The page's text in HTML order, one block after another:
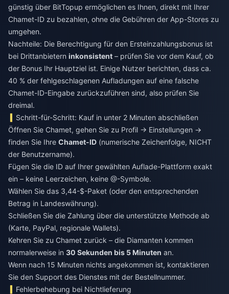
günstig über BitTopup ermöglichen es Ihnen, direkt mit Ihrer
Chamet-ID zu bezahlen, ohne die Gebühren der App-Stores zu
umgehen.
Nachteile: Die Berechtigung für den Ersteinzahlungsbonus ist
bei Drittanbietern inkonsistent – prüfen Sie vor dem Kauf, ob
der Bonus Ihr Hauptziel ist. Einige Nutzer berichten, dass ca.
40 % der fehlgeschlagenen Aufladungen auf eine falsche
Chamet-ID-Eingabe zurückzuführen sind, also prüfen Sie
dreimal.
Schritt-für-Schritt: Kauf in unter 2 Minuten abschließen
Öffnen Sie Chamet, gehen Sie zu Profil → Einstellungen →
finden Sie Ihre Chamet-ID (numerische Zeichenfolge, NICHT
der Benutzername).
Fügen Sie die ID auf Ihrer gewählten Auflade-Plattform exakt
ein – keine Leerzeichen, keine @-Symbole.
Wählen Sie das 3,44-$-Paket (oder den entsprechenden
Betrag in Landeswährung).
Schließen Sie die Zahlung über die unterstützte Methode ab
(Karte, PayPal, regionale Wallets).
Kehren Sie zu Chamet zurück – die Diamanten kommen
normalerweise in 30 Sekunden bis 5 Minuten an.
Wenn nach 15 Minuten nichts angekommen ist, kontaktieren
Sie den Support des Dienstes mit der Bestellnummer.
Fehlerbehebung bei Nichtlieferung